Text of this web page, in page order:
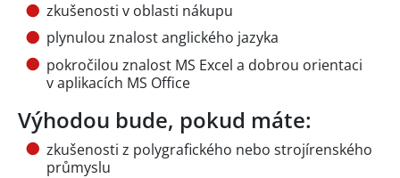
zkušenosti v oblasti nákupu
plynulou znalost anglického jazyka
pokročilou znalost MS Excel a dobrou orientaci
v aplikacích MS Office
Výhodou bude, pokud máte:
zkušenosti z polygrafického nebo strojírenského
průmyslu